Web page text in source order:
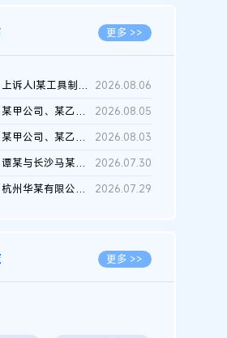
更多 >>
上诉人I某工具制品有限公司与被上诉人程某及一审被告中华人民共和...
2026.08.06
某甲公司、某乙公司、某丙公司申请诉前行为保全复议裁定书
2026.08.05
某甲公司、某乙公司、官某与某丙公司专利申请权权属纠纷 二审判决...
2026.08.03
谭某与长沙马某堆农产品股份有限公司滥用市场支配地位纠纷二审裁...
2026.07.30
杭州华某有限公司与菲某有限公司侵害发明专利权纠纷 2026.07.29
更多 >>